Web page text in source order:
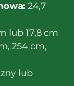
24,7
lub 17,8 cm
254 cm,
lub